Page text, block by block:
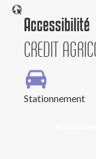
Accessibilité
CREDIT
Stationnement